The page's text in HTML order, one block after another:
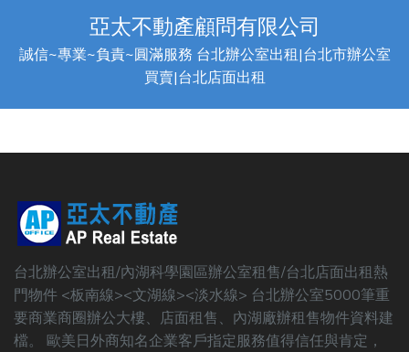
亞太不動產顧問有限公司
誠信~專業~負責~圓滿服務 台北辦公室出租|台北市辦公室
買賣|台北店面出租
台北辦公室出租/內湖科學園區辦公室租售/台北店面出租熱
門物件 <板南線><文湖線><淡水線> 台北辦公室5000筆重
要商業商圈辦公大樓、店面租售、內湖廠辦租售物件資料建
檔。 歐美日外商知名企業客戶指定服務值得信任與肯定，